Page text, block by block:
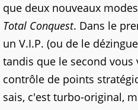
que deux nouveaux
Total Conquest. Dans le
un V.I.P. (ou de le
tandis que le second
contrôle de points
sais, c'est turbo-original,